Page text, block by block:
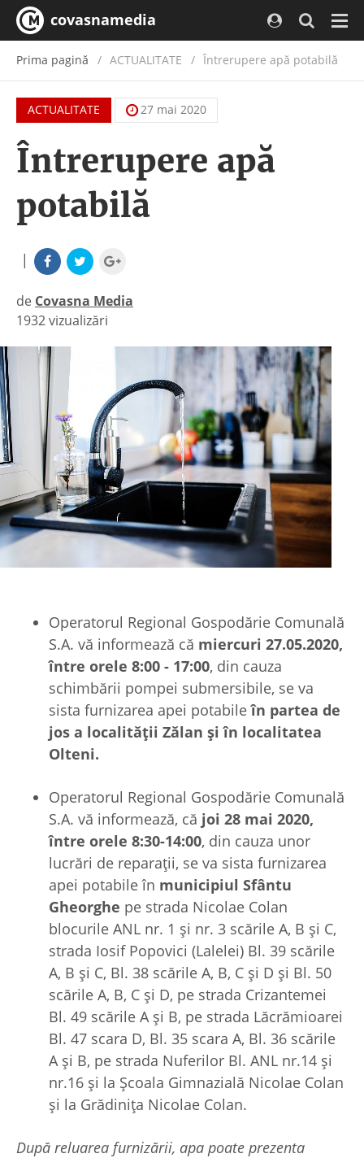
covasnamedia
Prima pagină ACTUALITATE / Întrerupere apă potabilă
ACTUALITATE 27 mai 2020
Întrerupere apă
potabilă
|
de Covasna Media
|
1932 vizualizări
Operatorul Regional Gospodărie Comunală
S.A. vă informează că miercuri 27.05.2020,
între orele 8:00 - 17:00, din cauza
schimbării pompei submersibile, se va
sista furnizarea apei potabileîn partea de
jos a localității Zălan și în localitatea
Olteni.
Operatorul Regional Gospodărie Comunală
S.A. vă informează, că joi 28 mai 2020,
între orele 8:30-14:00, din cauza unor
lucrări de reparaţii, se va sista furnizarea
apei potabile în municipiul Sfântu
Gheorghe pe strada Nicolae Colan
blocurile ANL nr. 1 și nr. 3 scările A, B și C,
strada Iosif Popovici (Lalelei) Bl. 39 scările
A, B și C, Bl. 38 scările A, B, C și D și Bl. 50
scările A, B, C și D, pe strada Crizantemei
Bl. 49 scările A și B, pe strada Lăcrămioarei
Bl. 47 scara D, Bl. 35 scara A, Bl. 36 scările
A și B, pe strada Nuferilor Bl. ANL nr.14 și
nr.16 și la Școala Gimnazială Nicolae Colan
și la Grădinița Nicolae Colan.
După reluarea furnizării, apa poate prezenta